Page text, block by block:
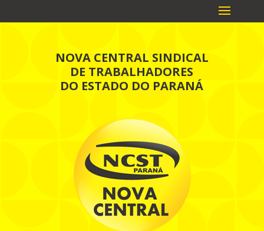
NOVA CENTRAL SINDICAL
DE TRABALHADORES
DO ESTADO DO PARANÁ